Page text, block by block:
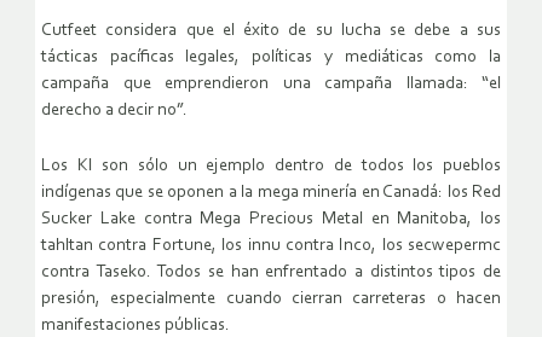
Cutfeet considera que el éxito de su lucha se debe a sus
tácticas pacíficas legales, políticas y mediáticas como la
campaña que emprendieron una campaña llamada: “el
derecho a decir no”.
Los KI son sólo un ejemplo dentro de todos los pueblos
indígenas que se oponen a la mega minería en Canadá: los Red
Sucker Lake contra Mega Precious Metal en Manitoba, los
tahltan contra Fortune, los innu contra Inco, los secwepermc
contra Taseko. Todos se han enfrentado a distintos tipos de
presión, especialmente cuando cierran carreteras o hacen
manifestaciones públicas.